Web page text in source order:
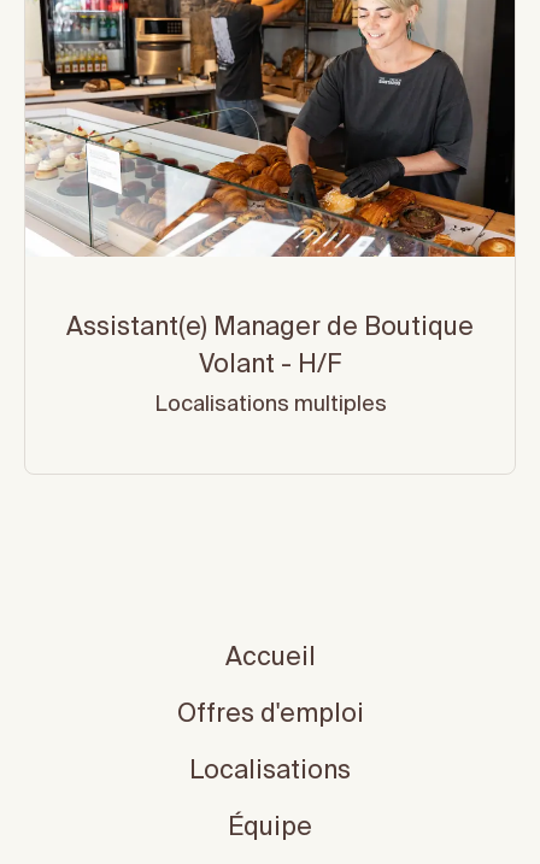
Assistant(e) Manager de Boutique
Volant - H/F
Localisations multiples
Accueil
Offres d'emploi
Localisations
Équipe